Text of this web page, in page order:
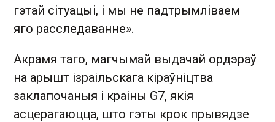
гэтай сітуацыі, і мы не падтрымліваем
яго расследаванне».
Акрамя таго, магчымай выдачай ордэраў
на арышт ізраільскага кіраўніцтва
заклапочаныя і краіны G7, якія
асцерагаюцца, што гэты крок прывядзе